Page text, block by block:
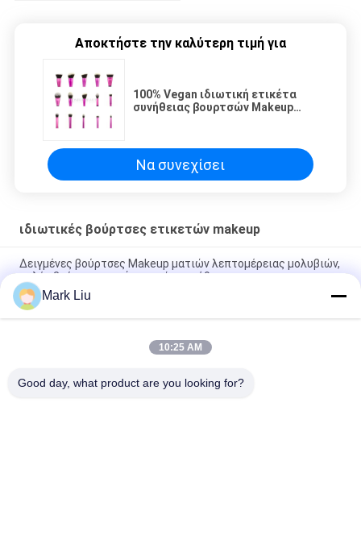
Αποκτήστε την καλύτερη τιμή για
100% Vegan ιδιωτική ετικέτα
συνήθειας βουρτσών Makeup
Να συνεχίσει
ιδιωτικές βούρτσες ετικετών makeup
Δειγμένες βούρτσες Makeup ματιών λεπτομέρειας μολυβιών,
καλές βούρτσες σκιάς ματιών συνήθειας
Χειροποίητες μεγάλες βούρτσες Makeup ινών διδύμου
συνθετικές για πολλές χρήσεις για το ίδρυμα/το περίγραμμα
Μικρή κυριώτερων ανεμιστήρων σκληρότητα βουρτσών
Mark Liu
10:25 AM
Good day, what product are you looking for?